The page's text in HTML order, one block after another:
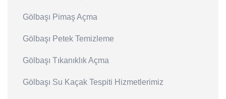
Gölbaşı Pimaş Açma
Gölbaşı Petek Temizleme
Gölbaşı Tıkanıklık Açma
Gölbaşı Su Kaçak Tespiti Hizmetlerimiz